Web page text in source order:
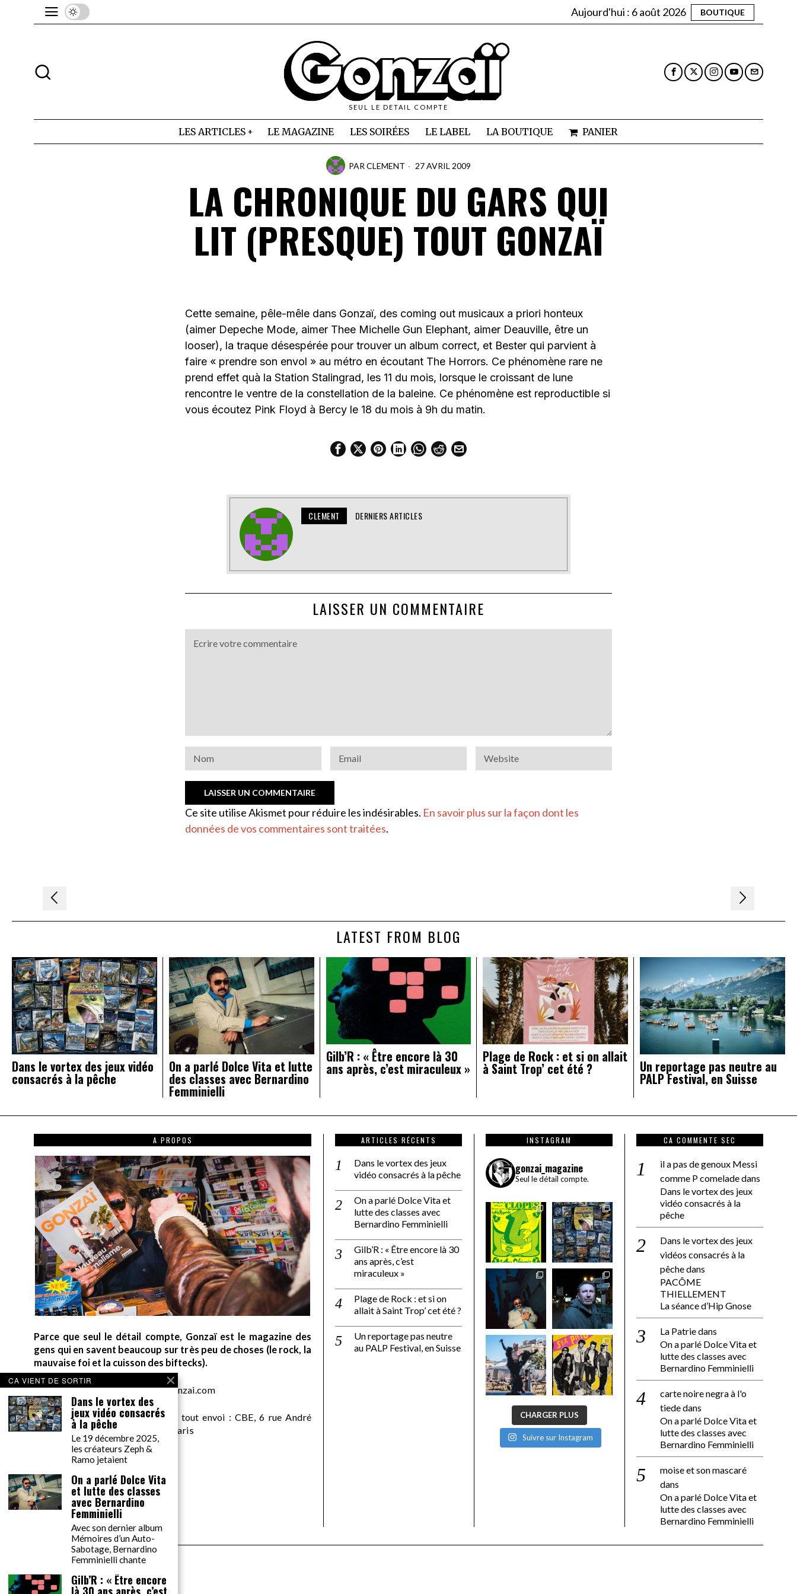
Aujourd'hui : 6 août 2026 BOUTIQUE
SEUL LE DETAIL COMPTE
LES ARTICLES LE MAGAZINE LES SOIRÉES LE LABEL LA BOUTIQUE PANIER
PAR CLEMENT 27 AVRIL 2009
LA CHRONIQUE DU GARS QUI
LIT (PRESQUE) TOUT GONZAÏ
Cette semaine, pêle-mêle dans Gonzaï, des coming out musicaux a priori honteux
(aimer Depeche Mode, aimer Thee Michelle Gun Elephant, aimer Deauville, être un
looser), la traque désespérée pour trouver un album correct, et Bester qui parvient à
faire « prendre son envol » au métro en écoutant The Horrors. Ce phénomène rare ne
prend effet quà la Station Stalingrad, les 11 du mois, lorsque le croissant de lune
rencontre le ventre de la constellation de la baleine. Ce phénomène est reproductible si
vous écoutez Pink Floyd à Bercy le 18 du mois à 9h du matin.
CLEMENT DERNIERS ARTICLES
LAISSER UN COMMENTAIRE
Ce site utilise Akismet pour réduire les indésirables. En savoir plus sur la façon dont les
données de vos commentaires sont traitées.
Navigation
de
LATEST FROM BLOG
Dans le vortex des jeux vidéo
consacrés à la pêche
On a parlé Dolce Vita et lutte
des classes avec Bernardino
Femminielli
Gilb’R : « Être encore là 30
ans après, c’est miraculeux »
Plage de Rock : et si on allait
à Saint Trop’ cet été ? Un reportage pas neutre au
PALP Festival, en Suisse
A PROPOS
Parce que seul le détail compte, Gonzaï est le magazine des
gens qui en savent beaucoup sur très peu de choses (le rock, la
mauvaise foi et la cuisson des biftecks).
desk AT gonzai.com
Edité par GONZAÏ MEDIA. Pour tout envoi : CBE, 6 rue André
Messager, pour GONZAÏ, 75018 Paris
ARTICLES RÉCENTS
Dans le vortex des jeux
vidéo consacrés à la pêche
On a parlé Dolce Vita et
lutte des classes avec
Bernardino Femminielli
Gilb’R : « Être encore là 30
ans après, c’est
miraculeux »
Plage de Rock : et si on
allait à Saint Trop’ cet été ?
Un reportage pas neutre
au PALP Festival, en Suisse
INSTAGRAM
gonzai_magazine
Seul le détail compte.
CHARGER PLUS
Suivre sur Instagram
CA COMMENTE SEC
il a pas de genoux Messi
comme P comeladedans
Dans le vortex des jeux
vidéo consacrés à la
pêche
Dans le vortex des jeux
vidéos consacrés à la
pêchedans
PACÔME
THIELLEMENT
La séance d’Hip Gnose
La Patriedans
On a parlé Dolce Vita et
lutte des classes avec
Bernardino Femminielli
carte noire negra à l'o
tiededans
On a parlé Dolce Vita et
lutte des classes avec
Bernardino Femminielli
moise et son mascaré
dans
On a parlé Dolce Vita et
lutte des classes avec
Bernardino Femminielli
CA VIENT DE SORTIR
Dans le vortex des
jeux vidéo consacrés
à la pêche
Le 19 décembre 2025,
les créateurs Zeph &
Ramo jetaient
On a parlé Dolce Vita
et lutte des classes
avec Bernardino
Femminielli
Avec son dernier album
Mémoires d’un Auto-
Sabotage, Bernardino
Femminielli chante
Gilb’R : « Être encore